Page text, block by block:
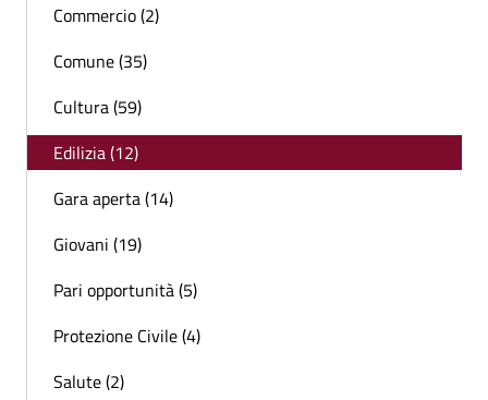
Commercio (2)
Comune (35)
Cultura (59)
Edilizia (12)
Gara aperta (14)
Giovani (19)
Pari opportunità (5)
Protezione Civile (4)
Salute (2)